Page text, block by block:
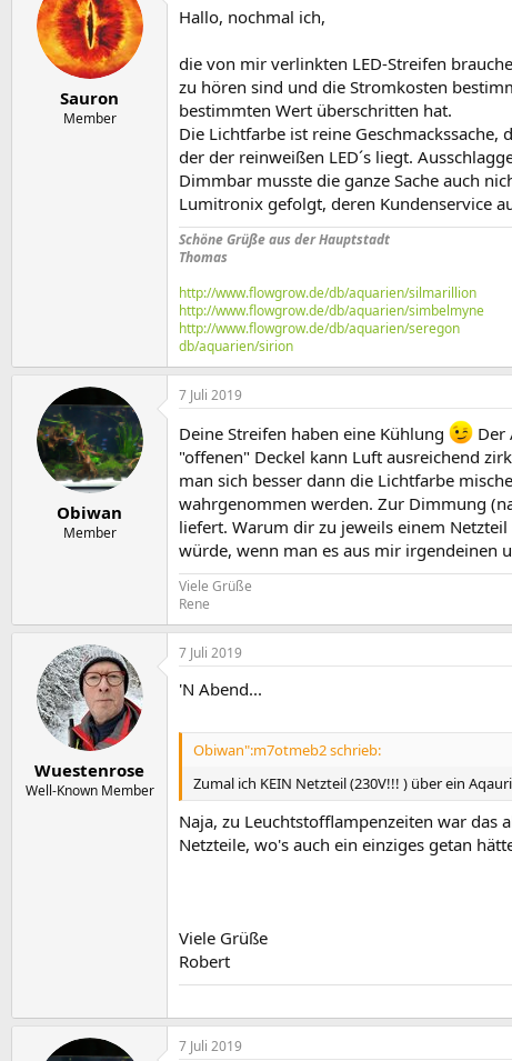
Sauron
Member
Hallo, nochmal ich,
die von mir verlinkten LED-Streifen
zu hören sind und die Stromkosten
bestimmten Wert überschritten hat.
Die Lichtfarbe ist reine Geschmackssache,
der der reinweißen LED´s liegt.
Dimmbar musste die ganze Sache auch
Lumitronix gefolgt, deren Kundenservice
Schöne Grüße aus der Hauptstadt
Thomas
http://www.flowgrow.de/db/aquarien/silmarillion
http://www.flowgrow.de/db/aquarien/simbelmyne
http://www.flowgrow.de/db/aquarien/seregon
db/aquarien/sirion
Obiwan
Member
7 Juli 2019
Deine Streifen haben eine Kühlung
Der
"offenen" Deckel kann Luft ausreichend
man sich besser dann die Lichtfarbe
wahrgenommen werden. Zur Dimmung
liefert. Warum dir zu jeweils einem
würde, wenn man es aus mir irgendeinen
Viele Grüße
Rene
Wuestenrose
Well-Known Member
7 Juli 2019
'N Abend...
Obiwan":m7otmeb2 schrieb:
Zumal ich KEIN Netzteil (230V!!! ) über ein
Naja, zu Leuchtstofflampenzeiten war das
Netzteile, wo's auch ein einziges getan
Viele Grüße
Robert
7 Juli 2019